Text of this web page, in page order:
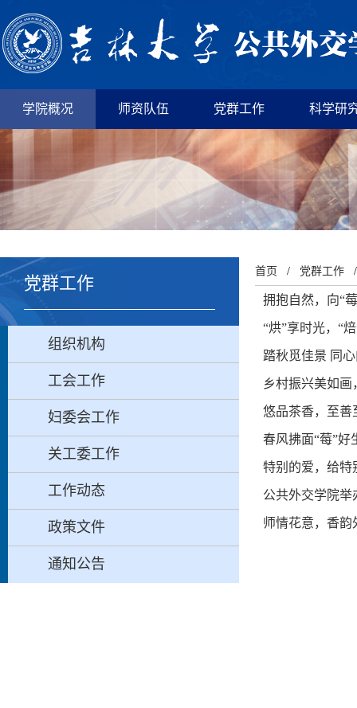
学院概况 师资队伍 党群工作 科学研
党群工作
组织机构
工会工作
妇委会工作
关工委工作
工作动态
政策文件
通知公告
首页 / 党群工作
拥抱自然，向“
“烘”享时光，“
踏秋觅佳景 同
乡村振兴美如
悠品茶香，至善
春风拂面“莓”好
特别的爱，给
公共外交学院举
师情花意，香韵